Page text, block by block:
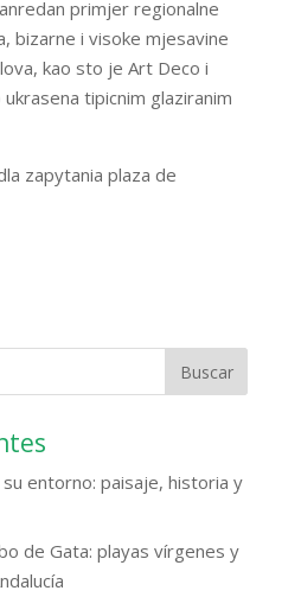
primjer regionalne
bizarne i visoke mjesavine
kao sto je Art Deco i
tipicnim glaziranim
entorno: paisaje, historia y
de Gata: playas vírgenes y